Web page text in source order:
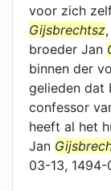
voor zich
Gijsbrechtsz
broeder Jan
binnen der
gelieden dat
confessor
heeft al het
Jan
03-13, 1494-